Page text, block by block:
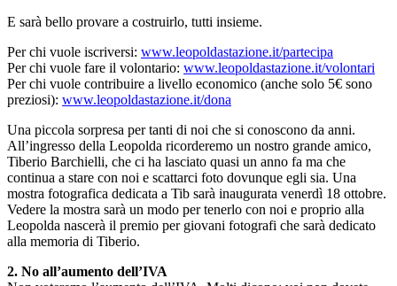
E sarà bello provare a costruirlo, tutti insieme.
Per chi vuole iscriversi: www.leopoldastazione.it/partecipa
Per chi vuole fare il volontario: www.leopoldastazione.it/volontari
Per chi vuole contribuire a livello economico (anche solo 5€ sono
preziosi): www.leopoldastazione.it/dona
Una piccola sorpresa per tanti di noi che si conoscono da anni.
All’ingresso della Leopolda ricorderemo un nostro grande amico,
Tiberio Barchielli, che ci ha lasciato quasi un anno fa ma che
continua a stare con noi e scattarci foto dovunque egli sia. Una
mostra fotografica dedicata a Tib sarà inaugurata venerdì 18 ottobre.
Vedere la mostra sarà un modo per tenerlo con noi e proprio alla
Leopolda nascerà il premio per giovani fotografi che sarà dedicato
alla memoria di Tiberio.
2. No all’aumento dell’IVA